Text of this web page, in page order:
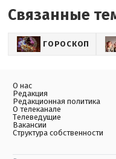
Связанные
ГОРОСКОП
О нас
Редакция
Редакционная политика
О телеканале
Телеведущие
Вакансии
Структура собственности